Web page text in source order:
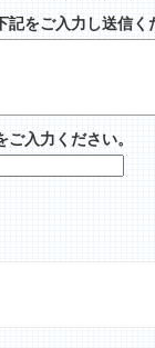
記をご入力し送信く
入力ください。